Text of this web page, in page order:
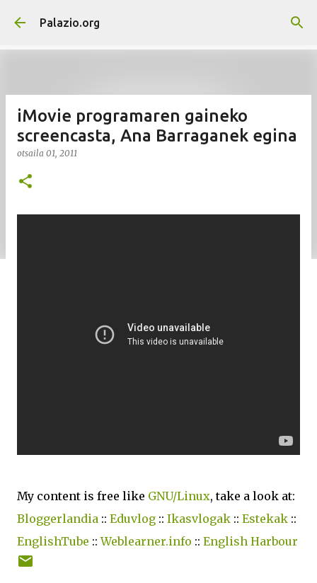
Saltatu eta joan eduki nagusira
Palazio.org
iMovie programaren gaineko
screencasta, Ana Barraganek egina
otsaila 01, 2011
My content is free like GNU/Linux, take a look at:
Bloggerlandia :: Eduvlog :: Ikasvlogak :: Estekak ::
EnglishTube ::Weblearner.info :: English Harbour